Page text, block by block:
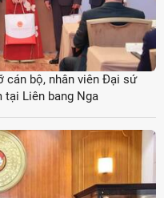
cán bộ, nhân viên Đại sứ
Liên bang Nga